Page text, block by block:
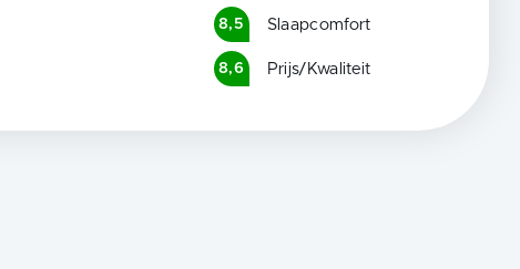
8,5 Slaapcomfort
8,6 Prijs/Kwaliteit